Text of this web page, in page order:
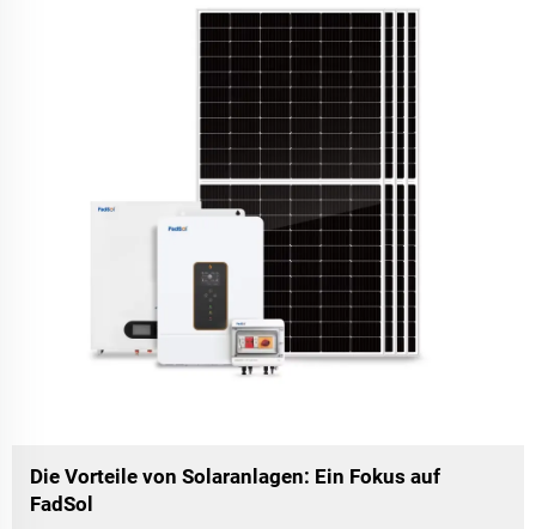
Die Vorteile von Solaranlagen: Ein Fokus auf
FadSol